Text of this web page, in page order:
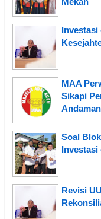
Investasi
MAA
Sikapi
Soal
Investasi
Revisi